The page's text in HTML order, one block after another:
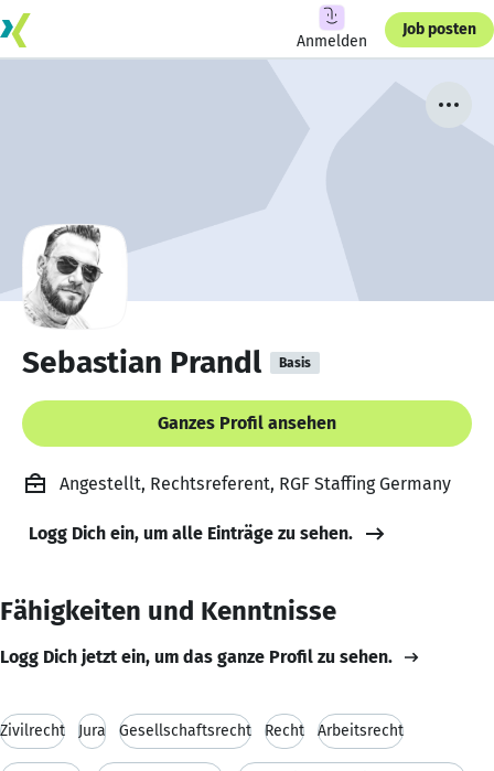
Anmelden
Job posten
Sebastian Prandl Basis
Ganzes Profil ansehen
Angestellt, Rechtsreferent, RGF Staffing Germany
Logg Dich ein, um alle Einträge zu sehen.
Fähigkeiten und Kenntnisse
Logg Dich jetzt ein, um das ganze Profil zu sehen.
Zivilrecht Jura Gesellschaftsrecht Recht Arbeitsrecht